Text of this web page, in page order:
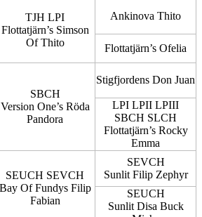
TJH LPI
Flottatjärn’s Simson
Of Thito
Ankinova Thito
Flottatjärn’s Ofelia
SBCH
Version One’s Röda
Pandora
Stigfjordens Don Juan
LPI LPII LPIII
SBCH SLCH
Flottatjärn’s Rocky
Emma
SEUCH SEVCH
Bay Of Fundys Filip
Fabian
SEVCH
Sunlit Filip Zephyr
SEUCH
Sunlit Disa Buck